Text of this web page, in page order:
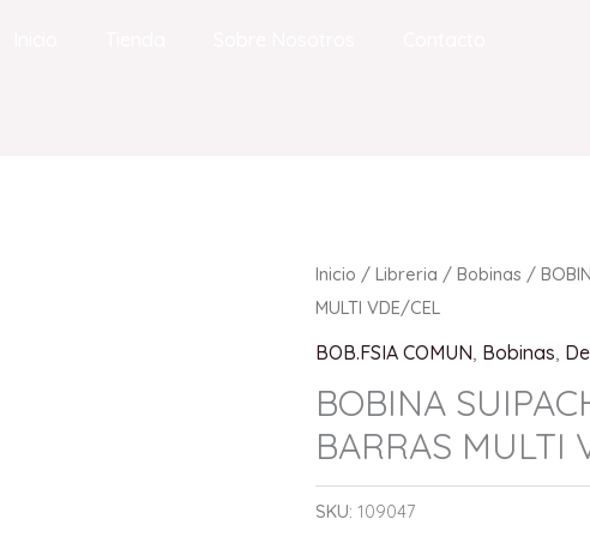
Inicio /Libreria /Bobinas /
MULTI VDE/CEL
BOB.FSIA COMUN, Bobinas,
BOBINA
BARRAS MULTI
SKU:109047